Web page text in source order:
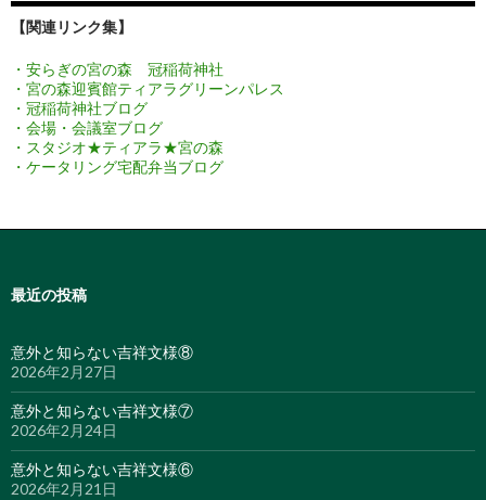
【関連リンク集】
・安らぎの宮の森 冠稲荷神社
・宮の森迎賓館ティアラグリーンパレス
・冠稲荷神社ブログ
・会場・会議室ブログ
・スタジオ★ティアラ★宮の森
・ケータリング宅配弁当ブログ
最近の投稿
意外と知らない吉祥文様⑧
2026年2月27日
意外と知らない吉祥文様⑦
2026年2月24日
意外と知らない吉祥文様⑥
2026年2月21日